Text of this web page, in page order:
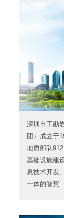
深圳市工勘
团）成立于
地质部队
基础设施建
息技术开发
一体的智慧..